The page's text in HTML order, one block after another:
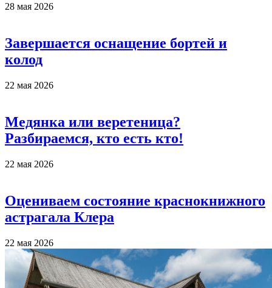
28 мая 2026
Завершается оснащение бортей и
колод
22 мая 2026
Медянка или веретеница?
Разбираемся, кто есть кто!
22 мая 2026
Оцениваем состояние краснокнижного
астрагала Клера
22 мая 2026